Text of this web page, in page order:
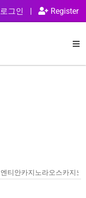
로그인 | Register